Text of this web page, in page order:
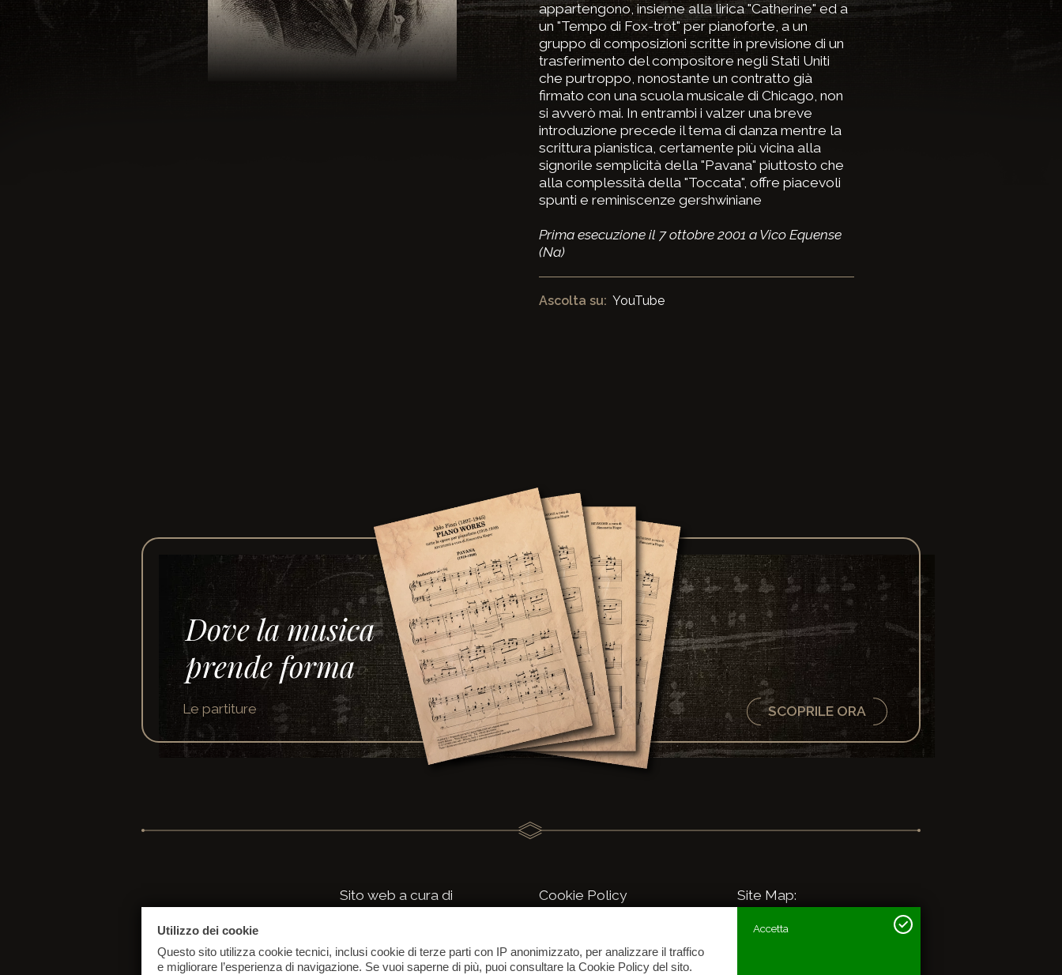
appartengono, insieme alla lirica "Catherine" ed a
un "Tempo di Fox-trot" per pianoforte, a un
gruppo di composizioni scritte in previsione di un
trasferimento del compositore negli Stati Uniti
che purtroppo, nonostante un contratto già
firmato con una scuola musicale di Chicago, non
si avverò mai. In entrambi i valzer una breve
introduzione precede il tema di danza mentre la
scrittura pianistica, certamente più vicina alla
signorile semplicità della "Pavana" piuttosto che
alla complessità della "Toccata", offre piacevoli
spunti e reminiscenze gershwiniane
Prima esecuzione il 7 ottobre 2001 a Vico Equense
(Na)
Ascolta su: YouTube
Dove la musica
prende forma
Le partiture SCOPRILE ORA
Sito web a cura di
Via Cesare Mangili, 2
20121 Milano
Cookie Policy
Credits
Site Map:
Vita e opere
Utilizzo dei cookie
Questo sito utilizza cookie tecnici, inclusi cookie di terze parti con IP anonimizzato, per analizzare il traffico
e migliorare l’esperienza di navigazione. Se vuoi saperne di più, puoi consultare la Cookie Policy del sito.
Accetta